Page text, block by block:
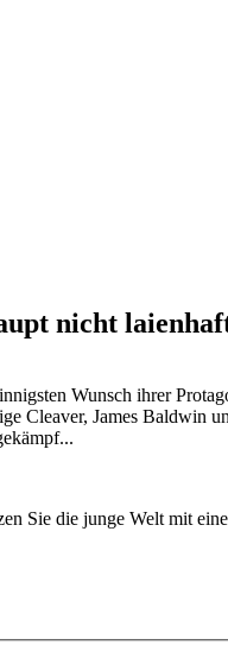
nicht
Wunsch ihrer
Cleaver, James Baldwin
Sie die junge Welt mit